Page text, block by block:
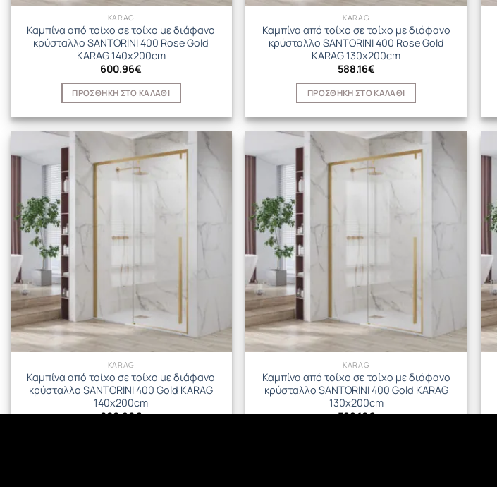
KARAG
Καμπίνα από τοίχο σε τοίχο με διάφανο
κρύσταλλο SANTORINI 400 Rose Gold
KARAG 140x200cm
600.96€
ΠΡΟΣΘΉΚΗ ΣΤΟ ΚΑΛΆΘΙ
KARAG
Καμπίνα από τοίχο σε τοίχο με διάφανο
κρύσταλλο SANTORINI 400 Rose Gold
KARAG 130x200cm
588.16€
ΠΡΟΣΘΉΚΗ ΣΤΟ ΚΑΛΆΘΙ
KARAG
Καμπίνα από τοίχο σε τοίχο με διάφανο
κρύσταλλο SANTORINI 400 Gold KARAG
140x200cm
600.96€
KARAG
Καμπίνα από τοίχο σε τοίχο με διάφανο
κρύσταλλο SANTORINI 400 Gold KARAG
130x200cm
588.16€